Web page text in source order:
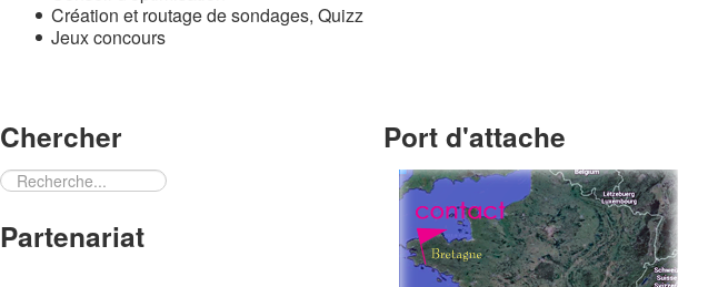
Création et routage de sondages, Quizz
Jeux concours
Chercher
Rechercher
Partenariat
Port d'attache